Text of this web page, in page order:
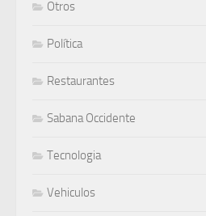
Otros
Política
Restaurantes
Sabana Occidente
Tecnologia
Vehiculos